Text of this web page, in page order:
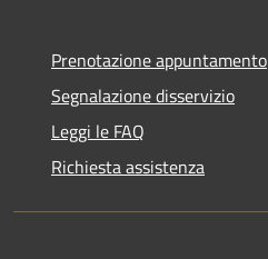
Prenotazione appuntamento
Segnalazione disservizio
Leggi le FAQ
Richiesta assistenza